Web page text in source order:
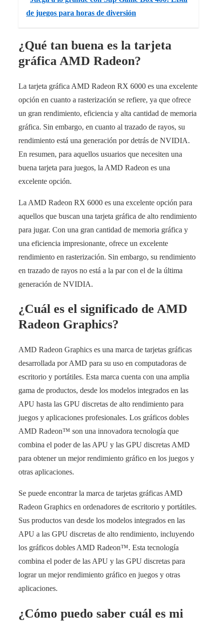
de juegos para horas de diversión
¿Qué tan buena es la tarjeta
gráfica AMD Radeon?
La tarjeta gráfica AMD Radeon RX 6000 es una excelente
opción en cuanto a rasterización se refiere, ya que ofrece
un gran rendimiento, eficiencia y alta cantidad de memoria
gráfica. Sin embargo, en cuanto al trazado de rayos, su
rendimiento está una generación por detrás de NVIDIA.
En resumen, para aquellos usuarios que necesiten una
buena tarjeta para juegos, la AMD Radeon es una
excelente opción.
La AMD Radeon RX 6000 es una excelente opción para
aquellos que buscan una tarjeta gráfica de alto rendimiento
para jugar. Con una gran cantidad de memoria gráfica y
una eficiencia impresionante, ofrece un excelente
rendimiento en rasterización. Sin embargo, su rendimiento
en trazado de rayos no está a la par con el de la última
generación de NVIDIA.
¿Cuál es el significado de AMD
Radeon Graphics?
AMD Radeon Graphics es una marca de tarjetas gráficas
desarrollada por AMD para su uso en computadoras de
escritorio y portátiles. Esta marca cuenta con una amplia
gama de productos, desde los modelos integrados en las
APU hasta las GPU discretas de alto rendimiento para
juegos y aplicaciones profesionales. Los gráficos dobles
AMD Radeon™ son una innovadora tecnología que
combina el poder de las APU y las GPU discretas AMD
para obtener un mejor rendimiento gráfico en los juegos y
otras aplicaciones.
Se puede encontrar la marca de tarjetas gráficas AMD
Radeon Graphics en ordenadores de escritorio y portátiles.
Sus productos van desde los modelos integrados en las
APU a las GPU discretas de alto rendimiento, incluyendo
los gráficos dobles AMD Radeon™. Esta tecnología
combina el poder de las APU y las GPU discretas para
lograr un mejor rendimiento gráfico en juegos y otras
aplicaciones.
¿Cómo puedo saber cuál es mi